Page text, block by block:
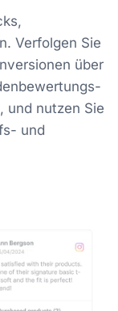
Verfolgen Sie
über
und nutzen Sie
und